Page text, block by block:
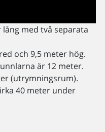
med två separata
och 9,5 meter hög.
är 12 meter.
(utrymningsrum).
40 meter under